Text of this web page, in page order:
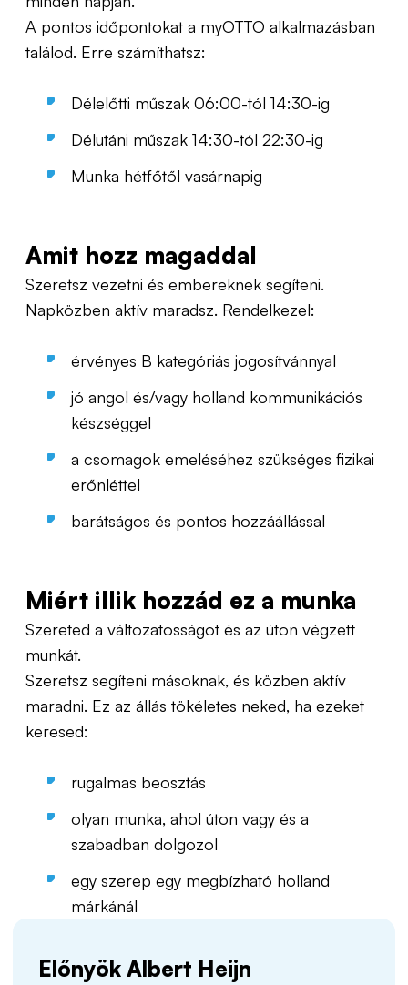
A pontos időpontokat a myOTTO alkalmazásban
találod. Erre számíthatsz:
Délelőtti műszak 06:00-tól 14:30-ig
Délutáni műszak 14:30-tól 22:30-ig
Munka hétfőtől vasárnapig
Amit hozz magaddal
Szeretsz vezetni és embereknek segíteni.
Napközben aktív maradsz. Rendelkezel:
érvényes B kategóriás jogosítvánnyal
jó angol és/vagy holland kommunikációs
készséggel
a csomagok emeléséhez szükséges fizikai
erőnléttel
barátságos és pontos hozzáállással
Miért illik hozzád ez a munka
Szereted a változatosságot és az úton végzett
munkát.
Szeretsz segíteni másoknak, és közben aktív
maradni. Ez az állás tökéletes neked, ha ezeket
keresed:
rugalmas beosztás
olyan munka, ahol úton vagy és a
szabadban dolgozol
egy szerep egy megbízható holland
márkánál
Előnyök Albert Heijn